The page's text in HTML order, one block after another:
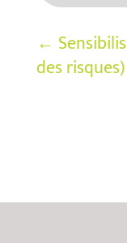
←
des risques)